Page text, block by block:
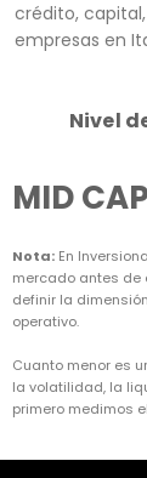
crédito,
empresas en
Nivel
MID
Nota: En
mercado antes de
definir la
operativo.
Cuanto menor es
la volatilidad, la
primero medimos